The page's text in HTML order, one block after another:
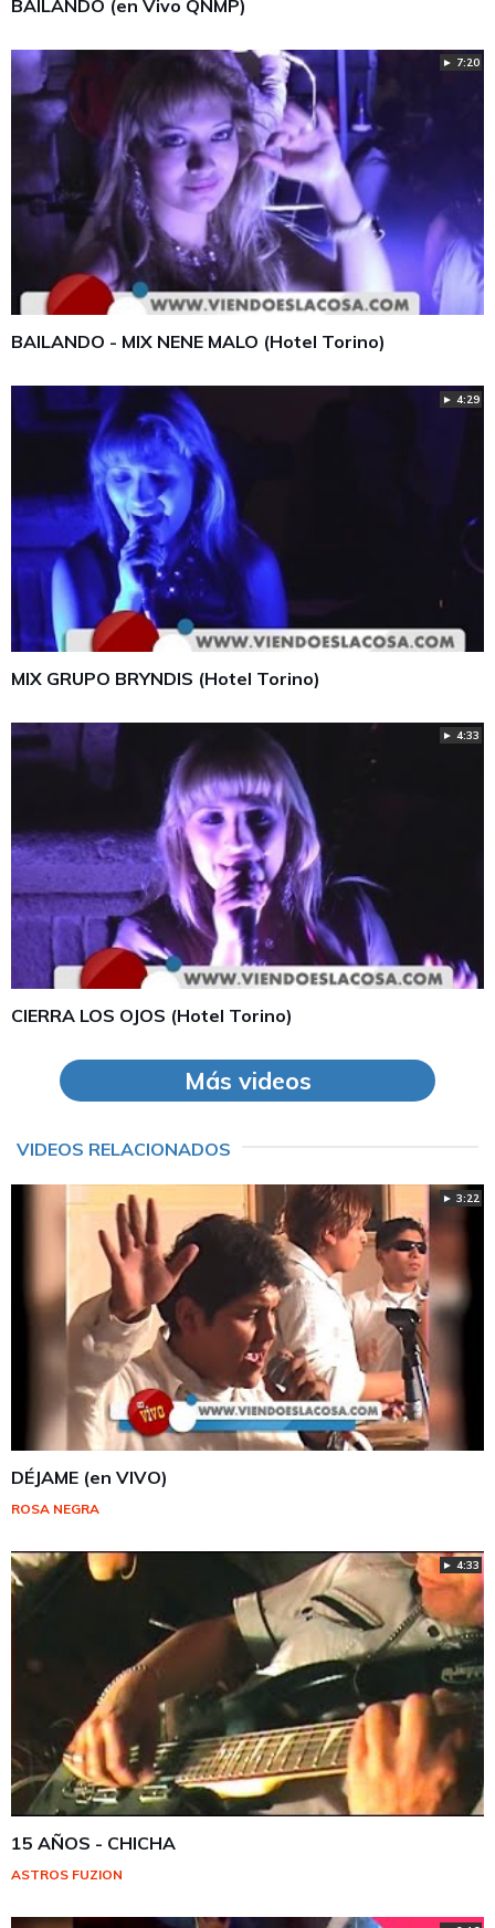
BAILANDO (en Vivo QNMP)
► 7:20
BAILANDO - MIX NENE MALO (Hotel Torino)
► 4:29
MIX GRUPO BRYNDIS (Hotel Torino)
► 4:33
CIERRA LOS OJOS (Hotel Torino)
Más videos
VIDEOS RELACIONADOS
► 3:22
DÉJAME (en VIVO)
ROSA NEGRA
► 4:33
15 AÑOS - CHICHA
ASTROS FUZION